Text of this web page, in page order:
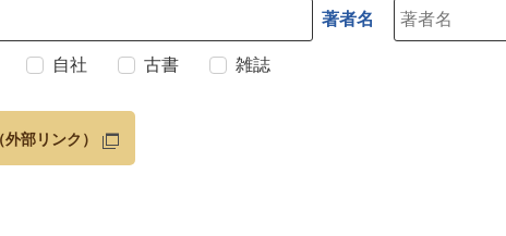
著者名
自社 古書 雑誌
外部リンク）